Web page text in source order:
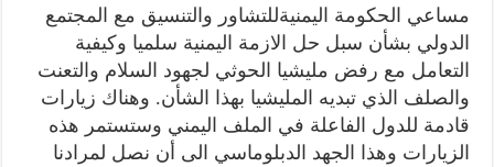
مساعي الحكومة اليمنيةللتشاور والتنسيق مع المجتمع
الدولي بشأن سبل حل الازمة اليمنية سلميا وكيفية
التعامل مع رفض مليشيا الحوثي لجهود السلام والتعنت
والصلف الذي تبديه المليشيا بهذا الشأن. وهناك زيارات
قادمة للدول الفاعلة في الملف اليمني وستستمر هذه
الزيارات وهذا الجهد الدبلوماسي الى أن نصل لمرادنا